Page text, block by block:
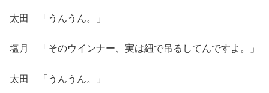
太田 「うんうん。」
塩月 「そのウインナー、実は紐で吊るしてんですよ。」
太田 「うんうん。」